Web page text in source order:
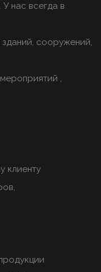
нас всегда в
сооружений,
,
клиенту